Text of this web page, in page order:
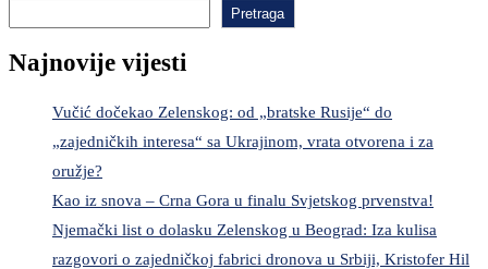
Pretraga
Najnovije vijesti
Vučić dočekao Zelenskog: od „bratske Rusije“ do
„zajedničkih interesa“ sa Ukrajinom, vrata otvorena i za
oružje?
Kao iz snova – Crna Gora u finalu Svjetskog prvenstva!
Njemački list o dolasku Zelenskog u Beograd: Iza kulisa
razgovori o zajedničkoj fabrici dronova u Srbiji, Kristofer Hil